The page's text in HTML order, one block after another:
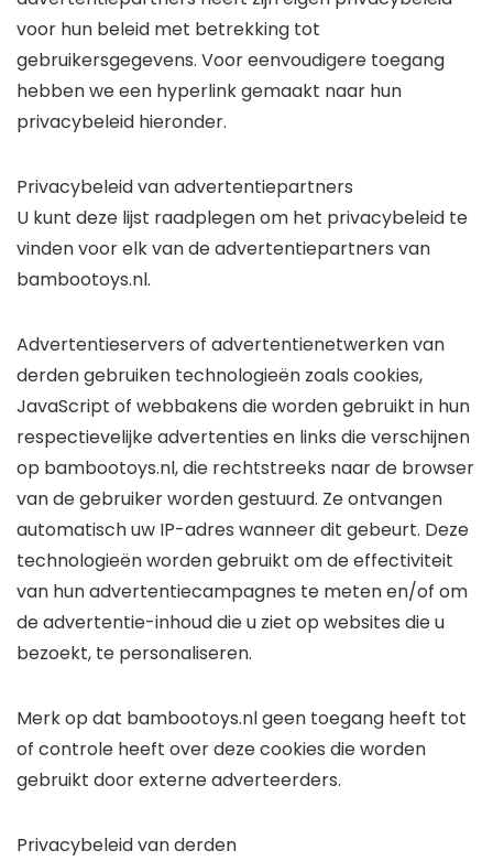
voor hun beleid met betrekking tot
gebruikersgegevens. Voor eenvoudigere toegang
hebben we een hyperlink gemaakt naar hun
privacybeleid hieronder.
Privacybeleid van advertentiepartners
U kunt deze lijst raadplegen om het privacybeleid te
vinden voor elk van de advertentiepartners van
bambootoys.nl.
Advertentieservers of advertentienetwerken van
derden gebruiken technologieën zoals cookies,
JavaScript of webbakens die worden gebruikt in hun
respectievelijke advertenties en links die verschijnen
op bambootoys.nl, die rechtstreeks naar de browser
van de gebruiker worden gestuurd. Ze ontvangen
automatisch uw IP-adres wanneer dit gebeurt. Deze
technologieën worden gebruikt om de effectiviteit
van hun advertentiecampagnes te meten en/of om
de advertentie-inhoud die u ziet op websites die u
bezoekt, te personaliseren.
Merk op dat bambootoys.nl geen toegang heeft tot
of controle heeft over deze cookies die worden
gebruikt door externe adverteerders.
Privacybeleid van derden